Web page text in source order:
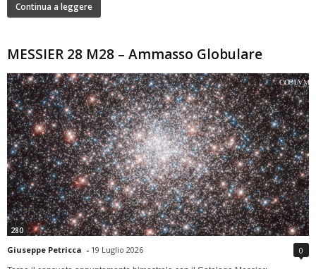
Continua a leggere
MESSIER 28 M28 – Ammasso Globulare
280
Giuseppe Petricca - 19 Luglio 2026 0